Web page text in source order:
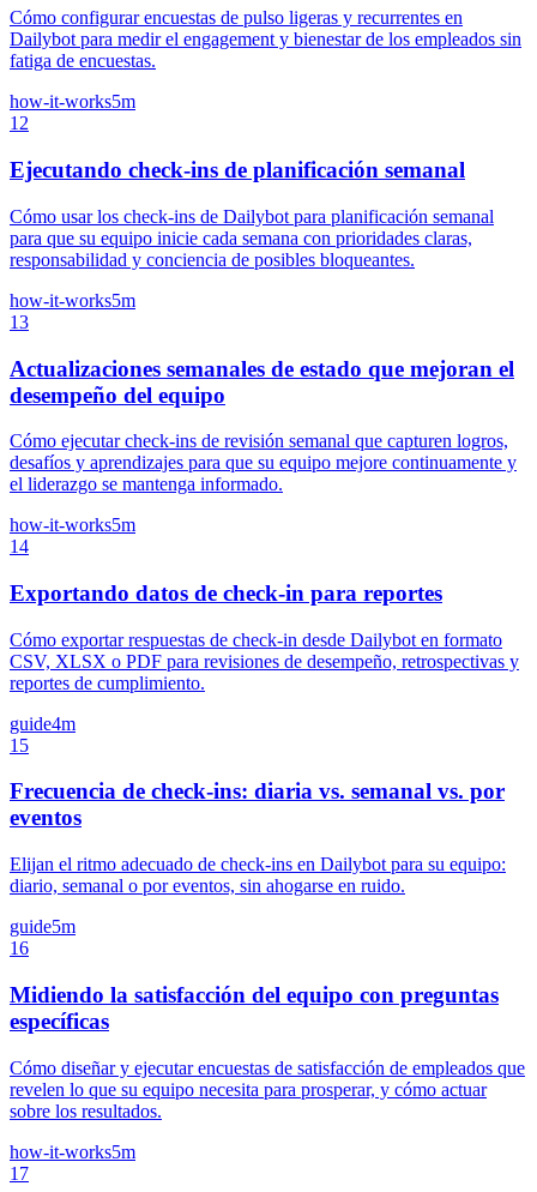
Cómo configurar encuestas de pulso ligeras y recurrentes en
Dailybot para medir el engagement y bienestar de los empleados sin
fatiga de encuestas.
how-it-works5m
12
Ejecutando check-ins de planificación semanal
Cómo usar los check-ins de Dailybot para planificación semanal
para que su equipo inicie cada semana con prioridades claras,
responsabilidad y conciencia de posibles bloqueantes.
how-it-works5m
13
Actualizaciones semanales de estado que mejoran el
desempeño del equipo
Cómo ejecutar check-ins de revisión semanal que capturen logros,
desafíos y aprendizajes para que su equipo mejore continuamente y
el liderazgo se mantenga informado.
how-it-works5m
14
Exportando datos de check-in para reportes
Cómo exportar respuestas de check-in desde Dailybot en formato
CSV, XLSX o PDF para revisiones de desempeño, retrospectivas y
reportes de cumplimiento.
guide4m
15
Frecuencia de check-ins: diaria vs. semanal vs. por
eventos
Elijan el ritmo adecuado de check-ins en Dailybot para su equipo:
diario, semanal o por eventos, sin ahogarse en ruido.
guide5m
16
Midiendo la satisfacción del equipo con preguntas
específicas
Cómo diseñar y ejecutar encuestas de satisfacción de empleados que
revelen lo que su equipo necesita para prosperar, y cómo actuar
sobre los resultados.
how-it-works5m
17